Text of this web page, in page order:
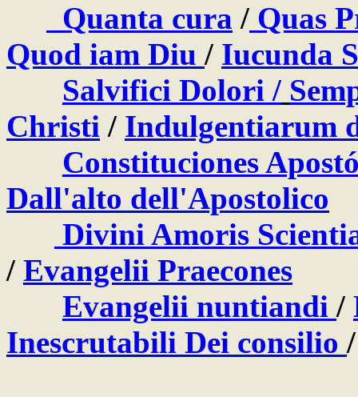
Quanta cura / Quas
Quod iam Diu / Iucunda
Salvifici Dolori /
Christi / Indulgentiarum
Constituciones
Dall'alto dell'Apostolico
Divini Amoris
/ Evangelii Praecones
Evangelii nuntiandi /
Inescrutabili Dei consilio